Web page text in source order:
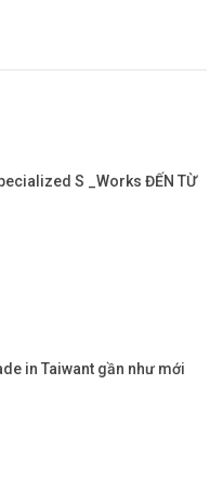
S _Works ĐẾN TỪ
in Taiwant gần như mới